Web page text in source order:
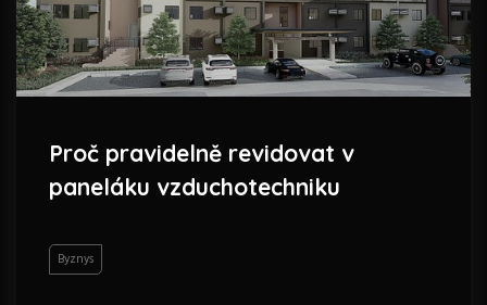
Proč pravidelně revidovat v
paneláku vzduchotechniku
Byznys